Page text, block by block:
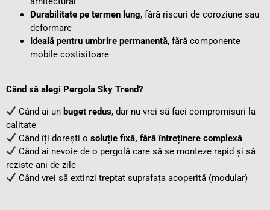
Durabilitate pe termen lung, fără riscuri de coroziune sau
deformare
Ideală pentru umbrire permanentă, fără componente
mobile costisitoare
Când să alegi Pergola Sky Trend?
Când ai un buget redus, dar nu vrei să faci compromisuri la
calitate
Când îți dorești osoluție fixă, fără întreținere complexă
Când ai nevoie de o pergolă care să se monteze rapid și să
reziste ani de zile
Când vrei să extinzi treptat suprafața acoperită (modular)